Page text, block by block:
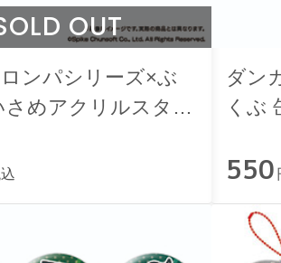
OUT
ンパシリーズ×ぶ
さめアクリルスタン
ダン
くぶ
550